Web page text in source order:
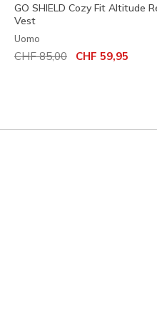
GO SHIELD Cozy Fit Altitude
Vest
Uomo
Prezzo ridotto da
CHF 85,00 per
CHF 59,95